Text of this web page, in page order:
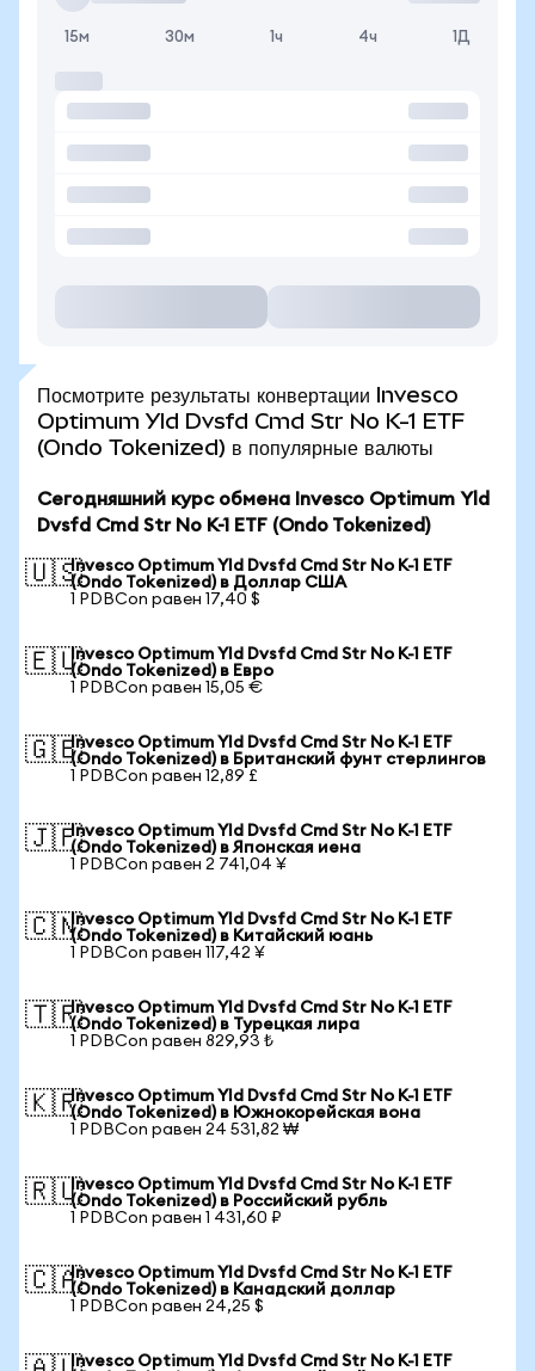
15м 30м 1ч 4ч 1Д
Посмотрите результаты конвертации Invesco
Optimum Yld Dvsfd Cmd Str No K-1 ETF
(Ondo Tokenized) в популярные валюты
Сегодняшний курс обмена Invesco Optimum Yld
Dvsfd Cmd Str No K-1 ETF (Ondo Tokenized)
🇺🇸Invesco Optimum Yld Dvsfd Cmd Str No K-1 ETF
(Ondo Tokenized) в Доллар США
1 PDBCon равен 17,40 $
🇪🇺Invesco Optimum Yld Dvsfd Cmd Str No K-1 ETF
(Ondo Tokenized) в Евро
1 PDBCon равен 15,05 €
🇬🇧Invesco Optimum Yld Dvsfd Cmd Str No K-1 ETF
(Ondo Tokenized) в Британский фунт стерлингов
1 PDBCon равен 12,89 £
🇯🇵Invesco Optimum Yld Dvsfd Cmd Str No K-1 ETF
(Ondo Tokenized) в Японская иена
1 PDBCon равен 2 741,04 ¥
🇨🇳Invesco Optimum Yld Dvsfd Cmd Str No K-1 ETF
(Ondo Tokenized) в Китайский юань
1 PDBCon равен 117,42 ¥
🇹🇷Invesco Optimum Yld Dvsfd Cmd Str No K-1 ETF
(Ondo Tokenized) в Турецкая лира
1 PDBCon равен 829,93 ₺
🇰🇷Invesco Optimum Yld Dvsfd Cmd Str No K-1 ETF
(Ondo Tokenized) в Южнокорейская вона
1 PDBCon равен 24 531,82 ₩
🇷🇺Invesco Optimum Yld Dvsfd Cmd Str No K-1 ETF
(Ondo Tokenized) в Российский рубль
1 PDBCon равен 1 431,60 ₽
🇨🇦Invesco Optimum Yld Dvsfd Cmd Str No K-1 ETF
(Ondo Tokenized) в Канадский доллар
1 PDBCon равен 24,25 $
Invesco Optimum Yld Dvsfd Cmd Str No K-1 ETF